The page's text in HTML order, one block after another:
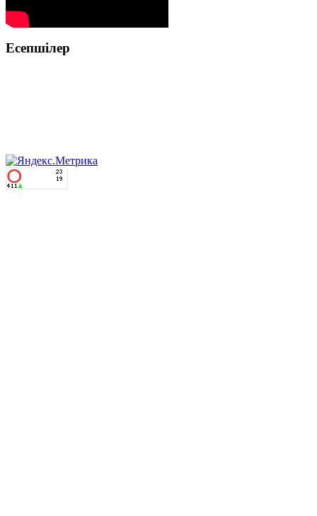
Есепшілер